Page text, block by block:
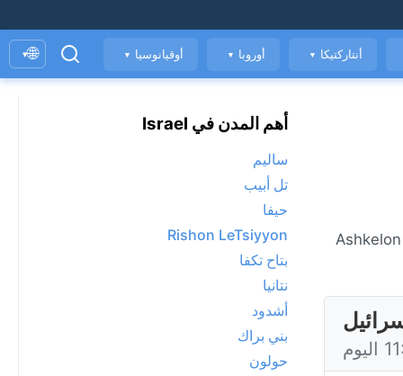
أنتاركتيكا ▼ أوروبا ▼ أوقيانوسيا ▼
🌐
▾
الطقس المباشر في Ashkelon، حاليًا 29°C مع مشمس. عرض توقعات 7 يومًا، الأحوال الجوية كل ساعة، ومؤشر جودة الهواء. Ashkelon
أهم المدن في Israel
ساليم
تل أبيب
حيفا
Rishon LeTsiyyon
بتاح تكفا
نتانيا
أشدود
بني براك
حولون